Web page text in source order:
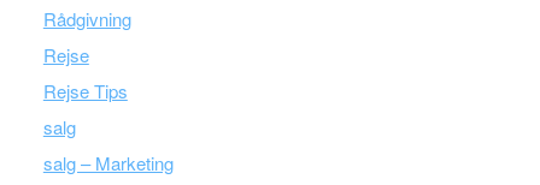
Rådgivning
Rejse
Rejse Tips
salg
salg – Marketing